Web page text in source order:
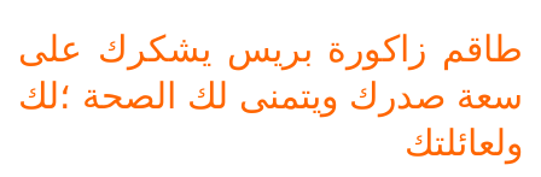
طاقم زاكورة بريس يشكرك على
سعة صدرك ويتمنى لك الصحة ؛لك
ولعائلتك